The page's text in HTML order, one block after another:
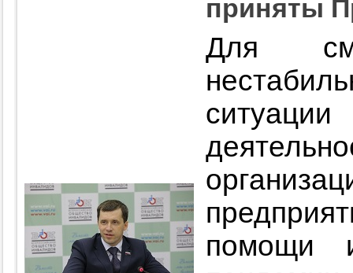
приняты
Для
помощи